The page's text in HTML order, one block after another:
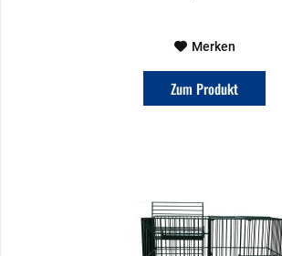
Merken
Zum Produkt